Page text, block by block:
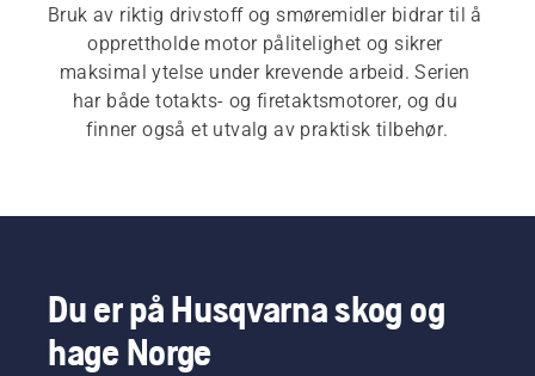
Bruk av riktig drivstoff og smøremidler bidrar til å
opprettholde motor pålitelighet og sikrer
maksimal ytelse under krevende arbeid. Serien
har både totakts- og firetaktsmotorer, og du
finner også et utvalg av praktisk tilbehør.
Du er på Husqvarna skog og
hage Norge